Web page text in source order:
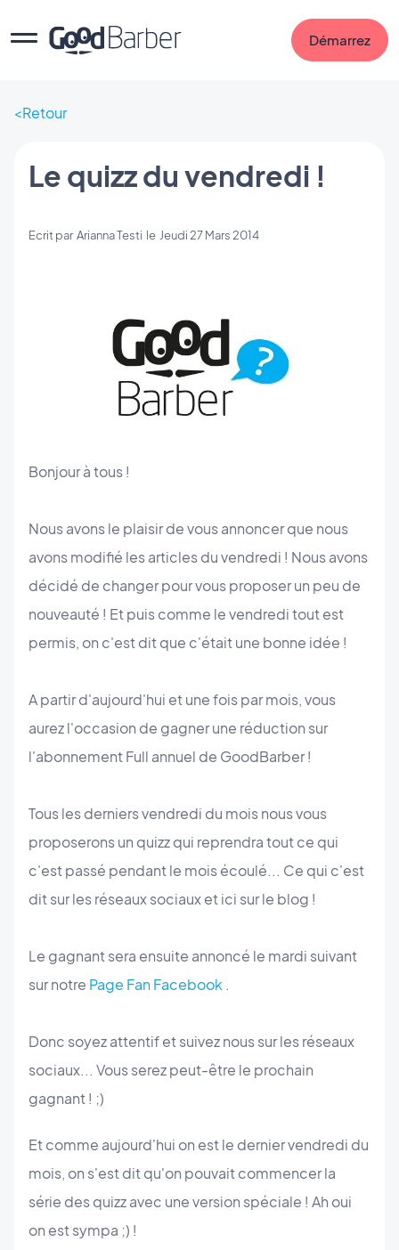
Démarrez
Retour
Le quizz du vendredi !
Ecrit parArianna Testi le Jeudi 27 Mars 2014
Bonjour à tous !
Nous avons le plaisir de vous annoncer que nous
avons modifié les articles du vendredi ! Nous avons
décidé de changer pour vous proposer un peu de
nouveauté ! Et puis comme le vendredi tout est
permis, on c'est dit que c'était une bonne idée !
A partir d'aujourd'hui et une fois par mois, vous
aurez l'occasion de gagner une réduction sur ​​
l'abonnement Full annuel de GoodBarber !
Tous les derniers vendredi du mois nous vous
proposerons un quizz qui reprendra tout ce qui
c'est passé pendant le mois écoulé... Ce qui c'est
dit sur les réseaux sociaux et ici sur le blog !
Le gagnant sera ensuite annoncé le mardi suivant
sur notre Page Fan Facebook.
Donc soyez attentif et suivez nous sur les réseaux
sociaux... Vous serez peut-être le prochain
gagnant ! ;)
Et comme aujourd'hui on est le dernier vendredi du
mois, on s'est dit qu'on pouvait commencer la
série des quizz avec une version spéciale ! Ah oui
on est sympa ;) !